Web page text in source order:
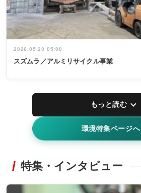
2026.05.29 05:00
スズムラ／アルミリサイクル事業
もっと読む
環境特集ページへ
特集・インタビュー